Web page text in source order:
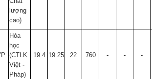
lượng
cao)
Hóa
học
(CTLK
Việt -
Pháp)
19.4 19.25 22 760 - - -